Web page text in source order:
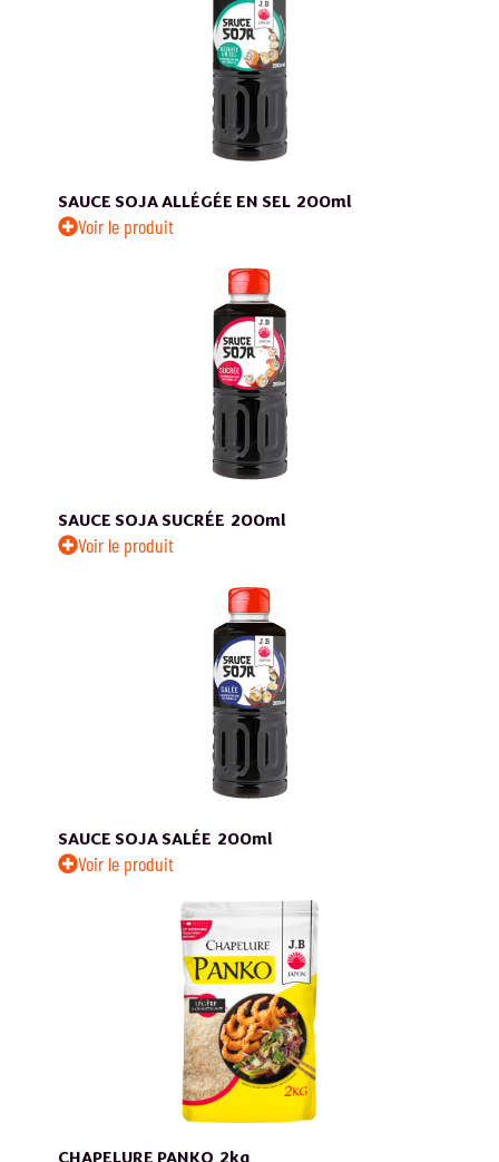
SAUCE SOJA ALLÉGÉE EN SEL 200ml
Voir le produit
SAUCE SOJA SUCRÉE 200ml
Voir le produit
SAUCE SOJA SALÉE 200ml
Voir le produit
CHAPELURE PANKO 2kg